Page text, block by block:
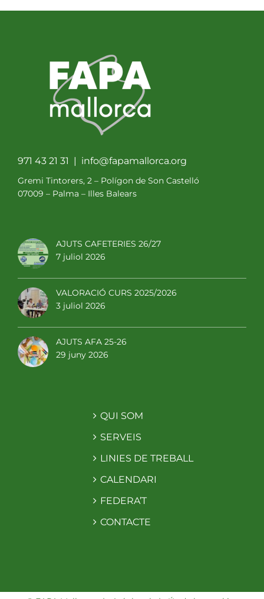
971 43 21 31 | info@fapamallorca.org
Gremi Tintorers, 2 – Polígon de Son Castelló
07009 – Palma – Illes Balears
AJUTS CAFETERIES 26/27
7 juliol 2026
VALORACIÓ CURS 2025/2026
3 juliol 2026
AJUTS AFA 25-26
29 juny 2026
QUI SOM
SERVEIS
LINIES DE TREBALL
CALENDARI
FEDERA’T
CONTACTE